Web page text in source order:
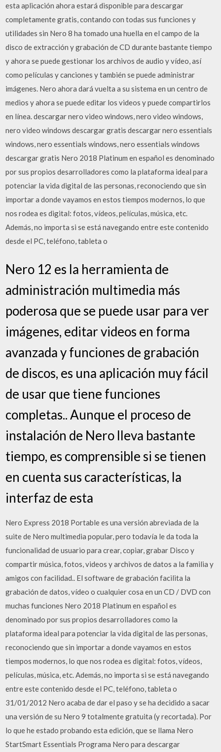
esta aplicación ahora estará disponible para descargar
completamente gratis, contando con todas sus funciones y
utilidades sin Nero 8 ha tomado una huella en el campo de la
disco de extracción y grabación de CD durante bastante tiempo
y ahora se puede gestionar los archivos de audio y vídeo, así
como películas y canciones y también se puede administrar
imágenes. Nero ahora dará vuelta a su sistema en un centro de
medios y ahora se puede editar los videos y puede compartirlos
en línea. descargar nero video windows, nero video windows,
nero video windows descargar gratis descargar nero essentials
windows, nero essentials windows, nero essentials windows
descargar gratis Nero 2018 Platinum en español es denominado
por sus propios desarrolladores como la plataforma ideal para
potenciar la vida digital de las personas, reconociendo que sin
importar a donde vayamos en estos tiempos modernos, lo que
nos rodea es digital: fotos, vídeos, películas, música, etc.
Además, no importa si se está navegando entre este contenido
desde el PC, teléfono, tableta o
Nero 12 es la herramienta de
administración multimedia más
poderosa que se puede usar para ver
imágenes, editar videos en forma
avanzada y funciones de grabación
de discos, es una aplicación muy fácil
de usar que tiene funciones
completas.. Aunque el proceso de
instalación de Nero lleva bastante
tiempo, es comprensible si se tienen
en cuenta sus características, la
interfaz de esta
Nero Express 2018 Portable es una versión abreviada de la
suite de Nero multimedia popular, pero todavía le da toda la
funcionalidad de usuario para crear, copiar, grabar Disco y
compartir música, fotos, videos y archivos de datos a la familia y
amigos con facilidad.. El software de grabación facilita la
grabación de datos, vídeo o cualquier cosa en un CD / DVD con
muchas funciones Nero 2018 Platinum en español es
denominado por sus propios desarrolladores como la
plataforma ideal para potenciar la vida digital de las personas,
reconociendo que sin importar a donde vayamos en estos
tiempos modernos, lo que nos rodea es digital: fotos, vídeos,
películas, música, etc. Además, no importa si se está navegando
entre este contenido desde el PC, teléfono, tableta o
31/01/2012 Nero acaba de dar el paso y se ha decidido a sacar
una versión de su Nero 9 totalmente gratuita (y recortada). Por
lo que he estado probando esta edición, que se llama Nero
StartSmart Essentials Programa Nero para descargar